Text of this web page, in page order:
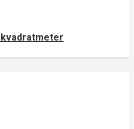
kvadratmeter